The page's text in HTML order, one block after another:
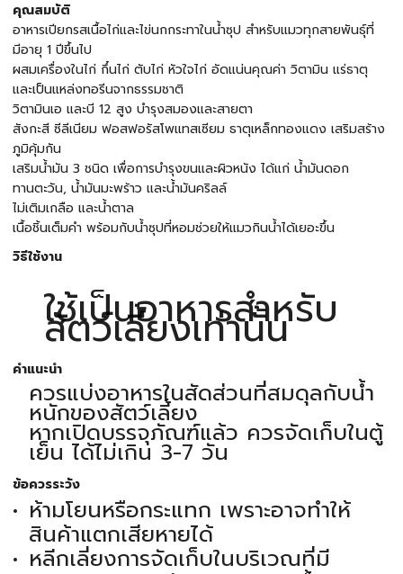
คุณสมบัติ
อาหารเปียกรสเนื้อไก่และไข่นกกระทาในน้ำซุป สำหรับแมวทุกสายพันธุ์ที่
มีอายุ 1 ปีขึ้นไป
ผสมเครื่องในไก่ กึ๋นไก่ ตับไก่ หัวใจไก่ อัดแน่นคุณค่า วิตามิน แร่ธาตุ
และเป็นแหล่งทอรีนจากธรรมชาติ
วิตามินเอ และบี 12 สูง บำรุงสมองและสายตา
สังกะสี ซีลีเนียม ฟอสฟอรัสโพแทสเซียม ธาตุเหล็กทองแดง เสริมสร้าง
ภูมิคุ้มกัน
เสริมน้ำมัน 3 ชนิด เพื่อการบำรุงขนและผิวหนัง ได้แก่ น้ำมันดอก
ทานตะวัน, น้ำมันมะพร้าว และน้ำมันคริลล์
ไม่เติมเกลือ และน้ำตาล
เนื้อชิ้นเต็มคำ พร้อมกับน้ำซุปที่หอมช่วยให้แมวกินน้ำได้เยอะขึ้น
วิธีใช้งาน
ใช้เป็นอาหารสำหรับ
สัตว์เลี้ยงเท่านั้น
คำแนะนำ
ควรแบ่งอาหารในสัดส่วนที่สมดุลกับน้ำ
หนักของสัตว์เลี้ยง
หากเปิดบรรจุภัณฑ์แล้ว ควรจัดเก็บในตู้
เย็น ได้ไม่เกิน 3-7 วัน
ข้อควรระวัง
ห้ามโยนหรือกระแทก เพราะอาจทำให้
สินค้าแตกเสียหายได้
หลีกเลี่ยงการจัดเก็บในบริเวณที่มี